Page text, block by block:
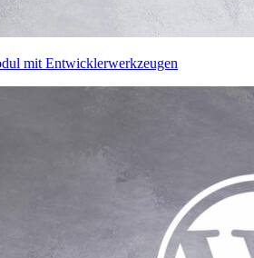
mit Entwicklerwerkzeugen